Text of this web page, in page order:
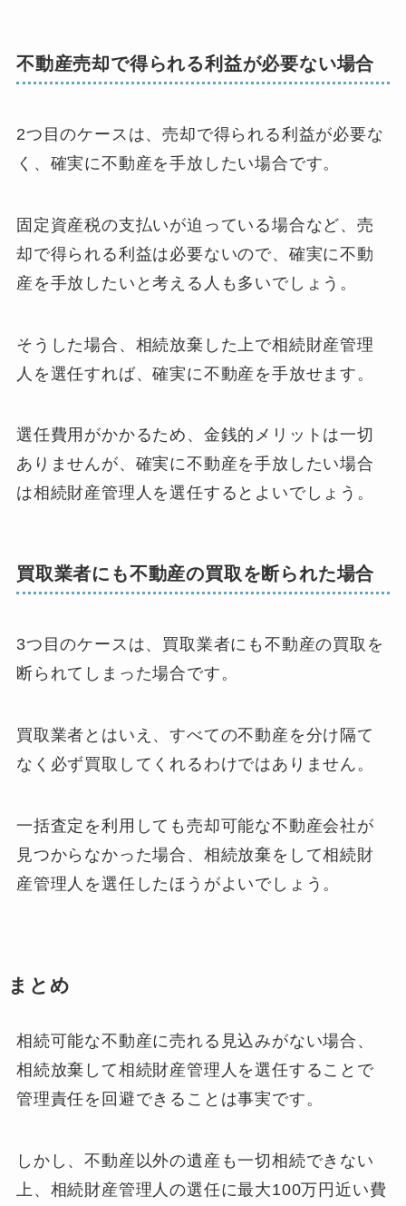
不動産売却で得られる利益が必要ない場合
2つ目のケースは、売却で得られる利益が必要な
く、確実に不動産を手放したい場合です。
固定資産税の支払いが迫っている場合など、売
却で得られる利益は必要ないので、確実に不動
産を手放したいと考える人も多いでしょう。
そうした場合、相続放棄した上で相続財産管理
人を選任すれば、確実に不動産を手放せます。
選任費用がかかるため、金銭的メリットは一切
ありませんが、確実に不動産を手放したい場合
は相続財産管理人を選任するとよいでしょう。
買取業者にも不動産の買取を断られた場合
3つ目のケースは、買取業者にも不動産の買取を
断られてしまった場合です。
買取業者とはいえ、すべての不動産を分け隔て
なく必ず買取してくれるわけではありません。
一括査定を利用しても売却可能な不動産会社が
見つからなかった場合、相続放棄をして相続財
産管理人を選任したほうがよいでしょう。
まとめ
相続可能な不動産に売れる見込みがない場合、
相続放棄して相続財産管理人を選任することで
管理責任を回避できることは事実です。
しかし、不動産以外の遺産も一切相続できない
上、相続財産管理人の選任に最大100万円近い費